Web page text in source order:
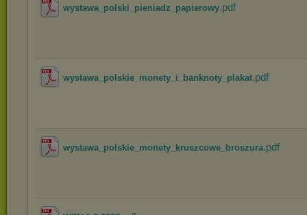
wystawa_polski_pieniadz_papierowy.pdf
wystawa_polskie_monety_i_banknoty_plakat.pdf
wystawa_polskie_monety_kruszcowe_broszura.pdf